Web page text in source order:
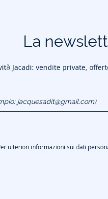
La
Jacadi: vendite private,
ulteriori informazioni sui dati